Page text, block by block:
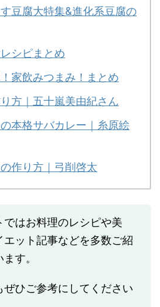
豆腐大特集&進化系豆腐の
シピまとめ
家飲みつまみ！まとめ
方｜五十嵐美由紀さん
本格サバカレー｜糸原絵
作り方｜弓削啓太
ではお料理のレシピや美
エット記事などを多数ご紹
す。
ぜひご参考にしてください